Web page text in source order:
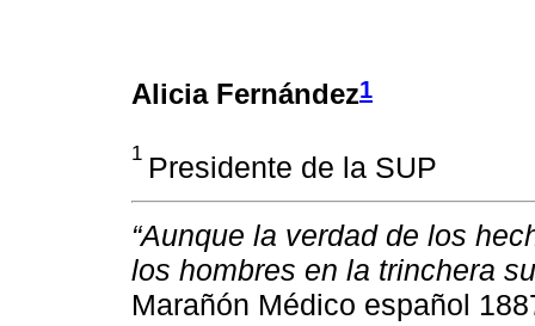
Alicia Fernández1
1 Presidente de la SUP
“Aunque la verdad de los
los hombres en la trinchera
Marañón Médico español